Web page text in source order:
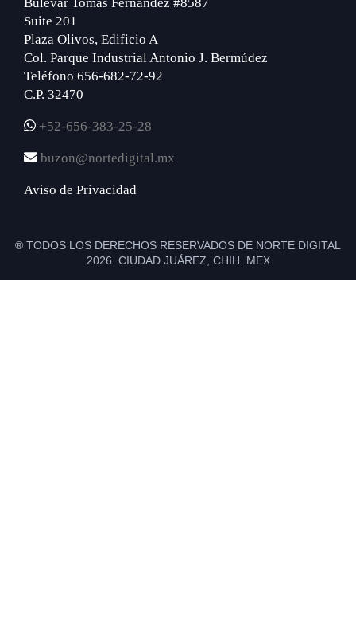
Suite 201
Plaza Olivos, Edificio A
Col. Parque Industrial Antonio J. Bermúdez
Teléfono 656-682-72-92
C.P. 32470
+52-656-383-25-28
buzon@nortedigital.mx
Aviso de Privacidad
® TODOS LOS DERECHOS RESERVADOS DE NORTE DIGITAL
2026 CIUDAD JUÁREZ, CHIH. MEX.